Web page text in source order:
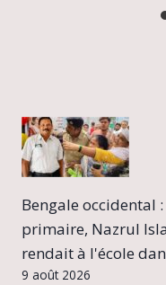
Bengale occidental
primaire, Nazrul
rendait à l'école
9 août 2026